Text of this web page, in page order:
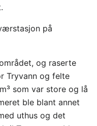
på
og raserte
Tryvann og felte
som var store og lå
ble blant annet
uthus og det